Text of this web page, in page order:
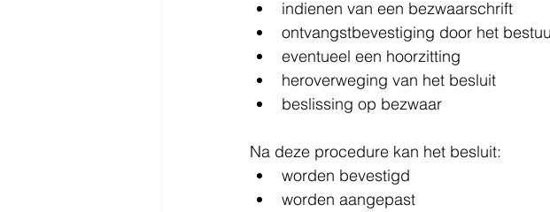
indienen van een bezwaarschrift
ontvangstbevestiging door het
eventueel een hoorzitting
heroverweging van het besluit
beslissing op bezwaar
Na deze procedure kan het besluit:
worden bevestigd
worden aangepast